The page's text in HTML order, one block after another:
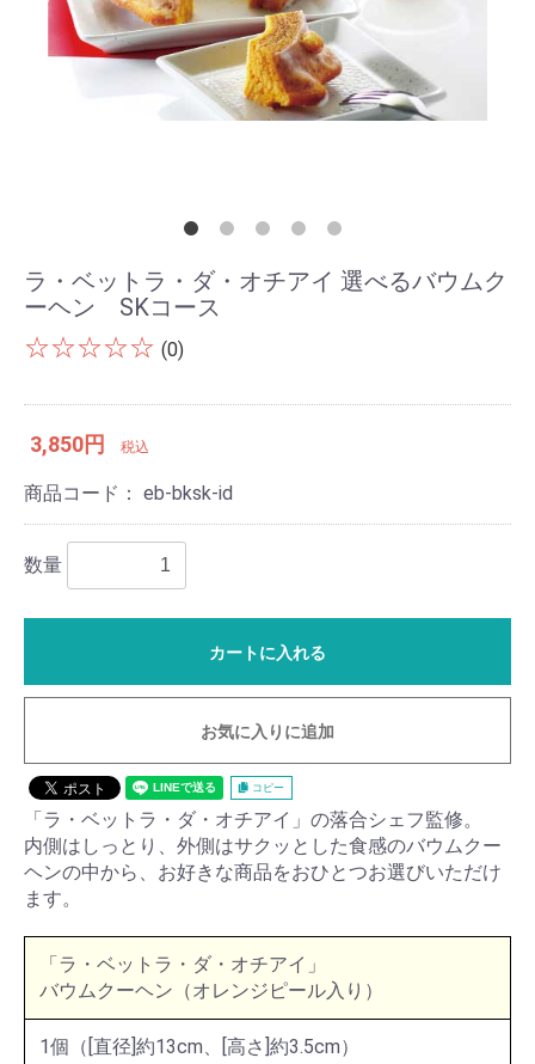
ラ・ベットラ・ダ・オチアイ 選べるバウムク
ーヘン SKコース
☆☆☆☆☆ (0)
3,850円 税込
商品コード： eb-bksk-id
数量
カートに入れる
お気に入りに追加
コピー
「ラ・ベットラ・ダ・オチアイ」の落合シェフ監修。
内側はしっとり、外側はサクッとした食感のバウムクー
ヘンの中から、お好きな商品をおひとつお選びいただけ
ます。
「ラ・ベットラ・ダ・オチアイ」
バウムクーヘン（オレンジピール入り）
1個（[直径]約13cm、[高さ]約3.5cm）